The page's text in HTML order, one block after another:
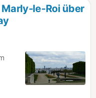
le-Roi über